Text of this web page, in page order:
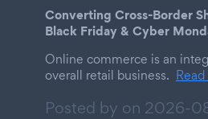
Converting Cross-Border
Black Friday & Cyber
Online commerce is an
overall retail business.
Posted by on 2026-